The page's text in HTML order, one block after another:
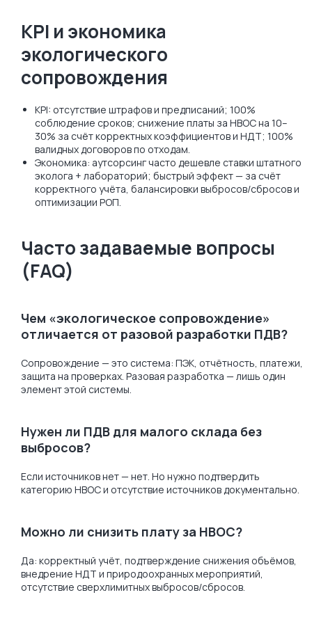
KPI и экономика
экологического
сопровождения
KPI: отсутствие штрафов и предписаний; 100%
соблюдение сроков; снижение платы за НВОС на 10–
30% за счёт корректных коэффициентов и НДТ; 100%
валидных договоров по отходам.
Экономика: аутсорсинг часто дешевле ставки штатного
эколога + лабораторий; быстрый эффект — за счёт
корректного учёта, балансировки выбросов/сбросов и
оптимизации РОП.
Часто задаваемые вопросы
(FAQ)
Чем «экологическое сопровождение»
отличается от разовой разработки ПДВ?
Сопровождение — это система: ПЭК, отчётность, платежи,
защита на проверках. Разовая разработка — лишь один
элемент этой системы.
Нужен ли ПДВ для малого склада без
выбросов?
Если источников нет — нет. Но нужно подтвердить
категорию НВОС и отсутствие источников документально.
Можно ли снизить плату за НВОС?
Да: корректный учёт, подтверждение снижения объёмов,
внедрение НДТ и природоохранных мероприятий,
отсутствие сверхлимитных выбросов/сбросов.